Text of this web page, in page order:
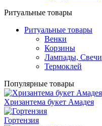
Ритуальные товары
Ритуальные товары
Венки
Корзины
Лампады, Свечи
Термоклей
Популярные товары
Хризантема букет Амадея
Гортензия